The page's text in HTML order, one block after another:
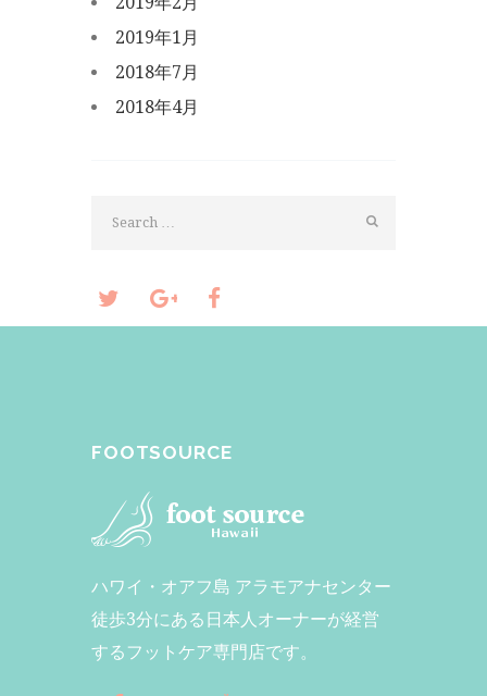
2019年1月
2018年7月
2018年4月
FOOTSOURCE
ハワイ・オアフ島 アラモアナセンター
徒歩3分にある日本人オーナーが経営
するフットケア専門店です。